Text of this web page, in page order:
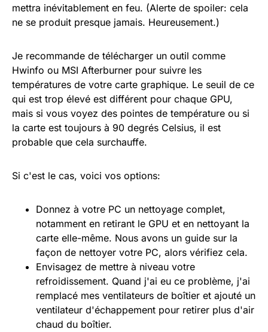
mettra inévitablement en feu. (Alerte de spoiler: cela
ne se produit presque jamais. Heureusement.)
Je recommande de télécharger un outil comme
Hwinfo ou MSI Afterburner pour suivre les
températures de votre carte graphique. Le seuil de ce
qui est trop élevé est différent pour chaque GPU,
mais si vous voyez des pointes de température ou si
la carte est toujours à 90 degrés Celsius, il est
probable que cela surchauffe.
Si c'est le cas, voici vos options:
Donnez à votre PC un nettoyage complet,
notamment en retirant le GPU et en nettoyant la
carte elle-même. Nous avons un guide sur la
façon de nettoyer votre PC, alors vérifiez cela.
Envisagez de mettre à niveau votre
refroidissement. Quand j'ai eu ce problème, j'ai
remplacé mes ventilateurs de boîtier et ajouté un
ventilateur d'échappement pour retirer plus d'air
chaud du boîtier.